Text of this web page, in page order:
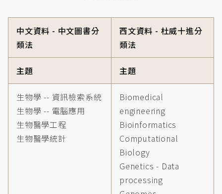
中文資料 - 中文圖書分
類法
西文資料 - 杜威十進分
類法
主題 主題
生物學 -- 資訊檢索系統
生物學 -- 電腦應用
生物醫學工程
生物醫學統計
Biomedical
engineering
Bioinformatics
Computational
Biology
Genetics - Data
processing